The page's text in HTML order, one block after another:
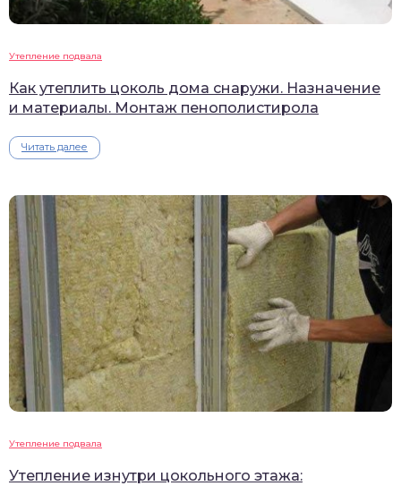
Утепление подвала
Как утеплить цоколь дома снаружи. Назначение
и материалы. Монтаж пенополистирола
Читать далее
Утепление подвала
Утепление изнутри цокольного этажа: